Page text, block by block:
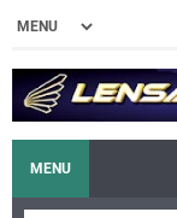
MENU